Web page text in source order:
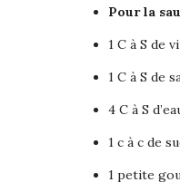
Pour la
1 C à S de
1 C à S de
4 C à S
1 c à c de
1 petite